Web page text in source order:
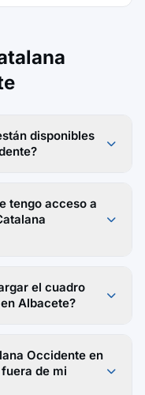
disponibles
tengo acceso a
el cuadro
Albacete?
Occidente en
de mi